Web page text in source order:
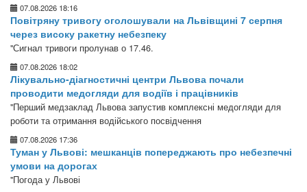
07.08.2026 18:16
Повітряну тривогу оголошували на Львівщині 7 серпня
через високу ракетну небезпеку
"Сигнал тривоги пролунав о 17.46.
07.08.2026 18:02
Лікувально-діагностичні центри Львова почали
проводити медогляди для водіїв і працівників
"Перший медзаклад Львова запустив комплексні медогляди для
роботи та отримання водійського посвідчення
07.08.2026 17:36
Туман у Львові: мешканців попереджають про небезпечні
умови на дорогах
"Погода у Львові